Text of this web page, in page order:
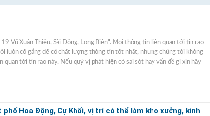
Vũ Xuân Thiều, Sài Đồng, Long Biên". Mọi thông tin liên quan tới tin rao
luôn cố gắng để có chất lượng thông tin tốt nhất, nhưng chúng tôi không
tới tin rao này. Nếu quý vị phát hiện có sai sót hay vấn đề gì xin hãy
Hoa Động, Cự Khối, vị trí có thể làm kho xưởng, kinh